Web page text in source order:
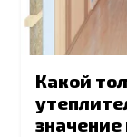
Какой
значение